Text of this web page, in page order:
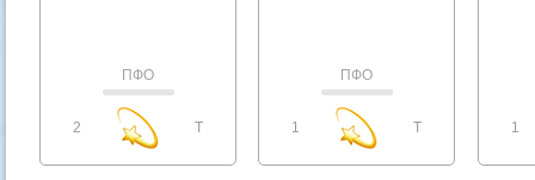
ПФО
2 T
ПФО
1 T 1